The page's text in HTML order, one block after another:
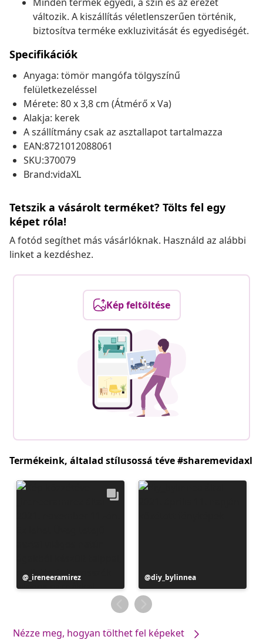
változik. A kiszállítás véletlenszerűen történik,
biztosítva terméke exkluzivitását és egyediségét.
Specifikációk
Anyaga: tömör mangófa tölgyszínű
felületkezeléssel
Mérete: 80 x 3,8 cm (Átmérő x Va)
Alakja: kerek
A szállítmány csak az asztallapot tartalmazza
EAN:8721012088061
SKU:370079
Brand:vidaXL
Tetszik a vásárolt terméket? Tölts fel egy
képet róla!
A fotód segíthet más vásárlóknak. Használd az alábbi
linket a kezdéshez.
Kép feltöltése
Termékeink, általad stílusossá téve #sharemevidaxl
Bejegyzés
közzétevője
_ireneeramirez
Bejegyzés
közzétevője
diy_bylinnea
Nézze meg, hogyan tölthet fel képeket